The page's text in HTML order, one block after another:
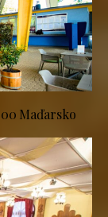
Maďarsko